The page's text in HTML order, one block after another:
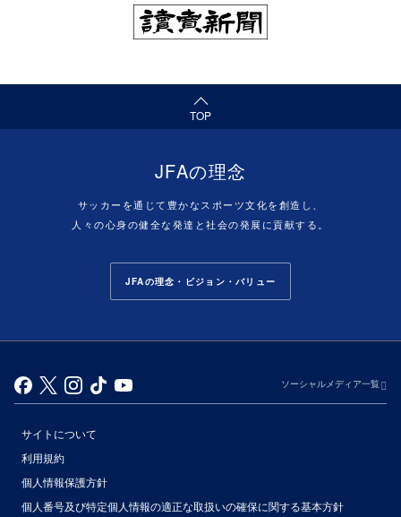
TOP
（ページの先頭へ）
JFAの理念
サッカーを通じて豊かなスポーツ文化を創造し、
人々の心身の健全な発達と社会の発展に貢献する。
JFAの理念・ビジョン・バリュー
ソーシャルメディア一覧
サイトについて
利用規約
個人情報保護方針
個人番号及び特定個人情報の適正な取扱いの確保に関する基本方針